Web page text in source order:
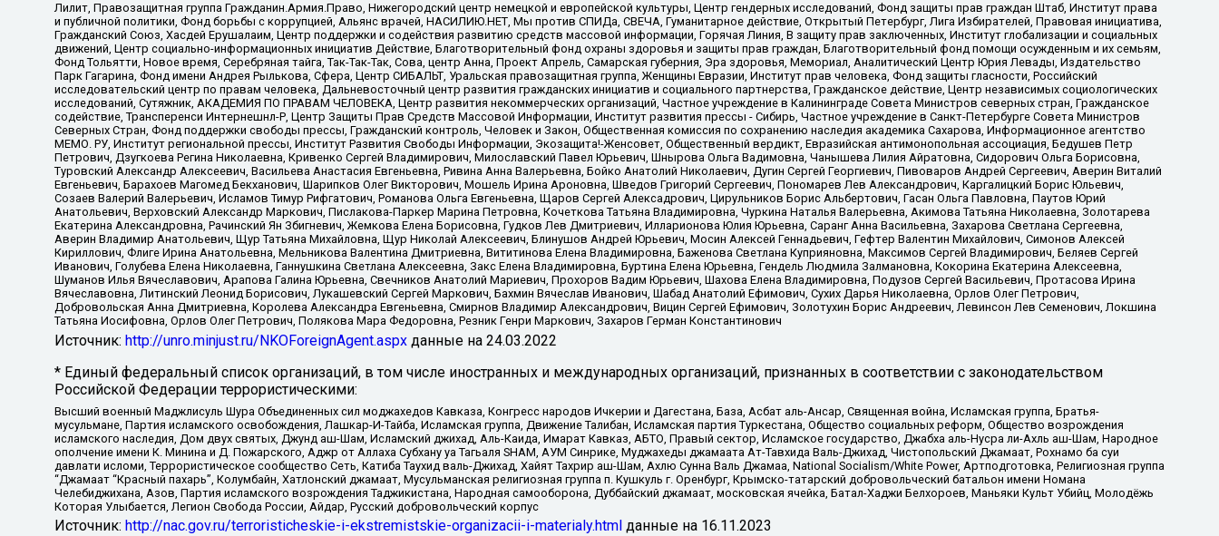
Лилит, Правозащитная группа Гражданин.Армия.Право, Нижегородский центр немецкой и европейской культуры, Центр гендерных исследований, Фонд защиты прав граждан Штаб, Институт права
и публичной политики, Фонд борьбы с коррупцией, Альянс врачей, НАСИЛИЮ.НЕТ, Мы против СПИДа, СВЕЧА, Гуманитарное действие, Открытый Петербург, Лига Избирателей, Правовая инициатива,
Гражданский Союз, Хасдей Ерушалаим, Центр поддержки и содействия развитию средств массовой информации, Горячая Линия, В защиту прав заключенных, Институт глобализации и социальных
движений, Центр социально-информационных инициатив Действие, Благотворительный фонд охраны здоровья и защиты прав граждан, Благотворительный фонд помощи осужденным и их семьям,
Фонд Тольятти, Новое время, Серебряная тайга, Так-Так-Так, Сова, центр Анна, Проект Апрель, Самарская губерния, Эра здоровья, Мемориал, Аналитический Центр Юрия Левады, Издательство
Парк Гагарина, Фонд имени Андрея Рылькова, Сфера, Центр СИБАЛЬТ, Уральская правозащитная группа, Женщины Евразии, Институт прав человека, Фонд защиты гласности, Российский
исследовательский центр по правам человека, Дальневосточный центр развития гражданских инициатив и социального партнерства, Гражданское действие, Центр независимых социологических
исследований, Сутяжник, АКАДЕМИЯ ПО ПРАВАМ ЧЕЛОВЕКА, Центр развития некоммерческих организаций, Частное учреждение в Калининграде Совета Министров северных стран, Гражданское
содействие, Трансперенси Интернешнл-Р, Центр Защиты Прав Средств Массовой Информации, Институт развития прессы - Сибирь, Частное учреждение в Санкт-Петербурге Совета Министров
Северных Стран, Фонд поддержки свободы прессы, Гражданский контроль, Человек и Закон, Общественная комиссия по сохранению наследия академика Сахарова, Информационное агентство
МЕМО. РУ, Институт региональной прессы, Институт Развития Свободы Информации, Экозащита!-Женсовет, Общественный вердикт, Евразийская антимонопольная ассоциация, Бедушев Петр
Петрович, Дзугкоева Регина Николаевна, Кривенко Сергей Владимирович, Милославский Павел Юрьевич, Шнырова Ольга Вадимовна, Чанышева Лилия Айратовна, Сидорович Ольга Борисовна,
Туровский Александр Алексеевич, Васильева Анастасия Евгеньевна, Ривина Анна Валерьевна, Бойко Анатолий Николаевич, Дугин Сергей Георгиевич, Пивоваров Андрей Сергеевич, Аверин Виталий
Евгеньевич, Барахоев Магомед Бекханович, Шарипков Олег Викторович, Мошель Ирина Ароновна, Шведов Григорий Сергеевич, Пономарев Лев Александрович, Каргалицкий Борис Юльевич,
Созаев Валерий Валерьевич, Исламов Тимур Рифгатович, Романова Ольга Евгеньевна, Щаров Сергей Алексадрович, Цирульников Борис Альбертович, Гасан Ольга Павловна, Паутов Юрий
Анатольевич, Верховский Александр Маркович, Пислакова-Паркер Марина Петровна, Кочеткова Татьяна Владимировна, Чуркина Наталья Валерьевна, Акимова Татьяна Николаевна, Золотарева
Екатерина Александровна, Рачинский Ян Збигневич, Жемкова Елена Борисовна, Гудков Лев Дмитриевич, Илларионова Юлия Юрьевна, Саранг Анна Васильевна, Захарова Светлана Сергеевна,
Аверин Владимир Анатольевич, Щур Татьяна Михайловна, Щур Николай Алексеевич, Блинушов Андрей Юрьевич, Мосин Алексей Геннадьевич, Гефтер Валентин Михайлович, Симонов Алексей
Кириллович, Флиге Ирина Анатольевна, Мельникова Валентина Дмитриевна, Вититинова Елена Владимировна, Баженова Светлана Куприяновна, Максимов Сергей Владимирович, Беляев Сергей
Иванович, Голубева Елена Николаевна, Ганнушкина Светлана Алексеевна, Закс Елена Владимировна, Буртина Елена Юрьевна, Гендель Людмила Залмановна, Кокорина Екатерина Алексеевна,
Шуманов Илья Вячеславович, Арапова Галина Юрьевна, Свечников Анатолий Мариевич, Прохоров Вадим Юрьевич, Шахова Елена Владимировна, Подузов Сергей Васильевич, Протасова Ирина
Вячеславовна, Литинский Леонид Борисович, Лукашевский Сергей Маркович, Бахмин Вячеслав Иванович, Шабад Анатолий Ефимович, Сухих Дарья Николаевна, Орлов Олег Петрович,
Добровольская Анна Дмитриевна, Королева Александра Евгеньевна, Смирнов Владимир Александрович, Вицин Сергей Ефимович, Золотухин Борис Андреевич, Левинсон Лев Семенович, Локшина
Татьяна Иосифовна, Орлов Олег Петрович, Полякова Мара Федоровна, Резник Генри Маркович, Захаров Герман Константинович
Источник: http://unro.minjust.ru/NKOForeignAgent.aspx данные на 24.03.2022
* Единый федеральный список организаций, в том числе иностранных и международных организаций, признанных в соответствии с законодательством
Российской Федерации террористическими:
Высший военный Маджлисуль Шура Объединенных сил моджахедов Кавказа, Конгресс народов Ичкерии и Дагестана, База, Асбат аль-Ансар, Священная война, Исламская группа, Братья-
мусульмане, Партия исламского освобождения, Лашкар-И-Тайба, Исламская группа, Движение Талибан, Исламская партия Туркестана, Общество социальных реформ, Общество возрождения
исламского наследия, Дом двух святых, Джунд аш-Шам, Исламский джихад, Аль-Каида, Имарат Кавказ, АБТО, Правый сектор, Исламское государство, Джабха аль-Нусра ли-Ахль аш-Шам, Народное
ополчение имени К. Минина и Д. Пожарского, Аджр от Аллаха Субхану уа Тагьаля SHAM, АУМ Синрике, Муджахеды джамаата Ат-Тавхида Валь-Джихад, Чистопольский Джамаат, Рохнамо ба суи
давлати исломи, Террористическое сообщество Сеть, Катиба Таухид валь-Джихад, Хайят Тахрир аш-Шам, Ахлю Сунна Валь Джамаа, National Socialism/White Power, Артподготовка, Религиозная группа
“Джамаат “Красный пахарь”, Колумбайн, Хатлонский джамаат, Мусульманская религиозная группа п. Кушкуль г. Оренбург, Крымско-татарский добровольческий батальон имени Номана
Челебиджихана, Азов, Партия исламского возрождения Таджикистана, Народная самооборона, Дуббайский джамаат, московская ячейка, Батал-Хаджи Белхороев, Маньяки Культ Убийц, Молодёжь
Которая Улыбается, Легион Свобода России, Айдар, Русский добровольческий корпус
Источник: http://nac.gov.ru/terroristicheskie-i-ekstremistskie-organizacii-i-materialy.html данные на 16.11.2023